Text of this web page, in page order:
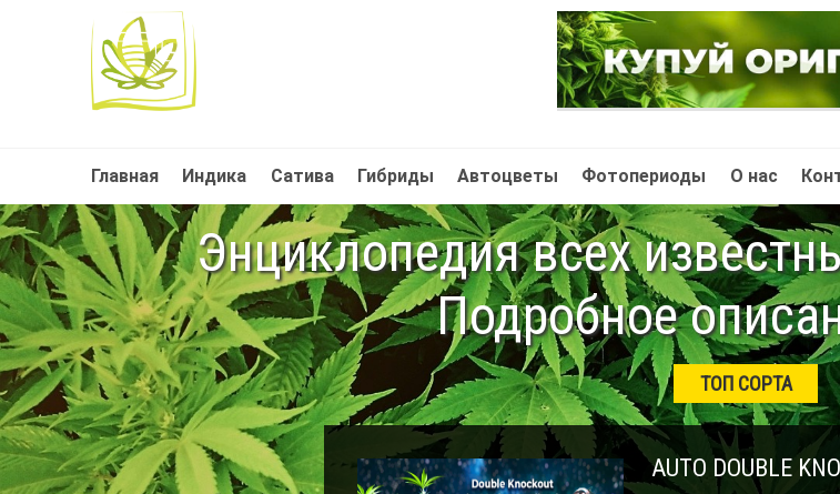
Главная Индика Сатива Гибриды Автоцветы Фотопериоды О нас
Энциклопедия всех
Подробное
ТОП СОРТА
AUTO DOUBLE